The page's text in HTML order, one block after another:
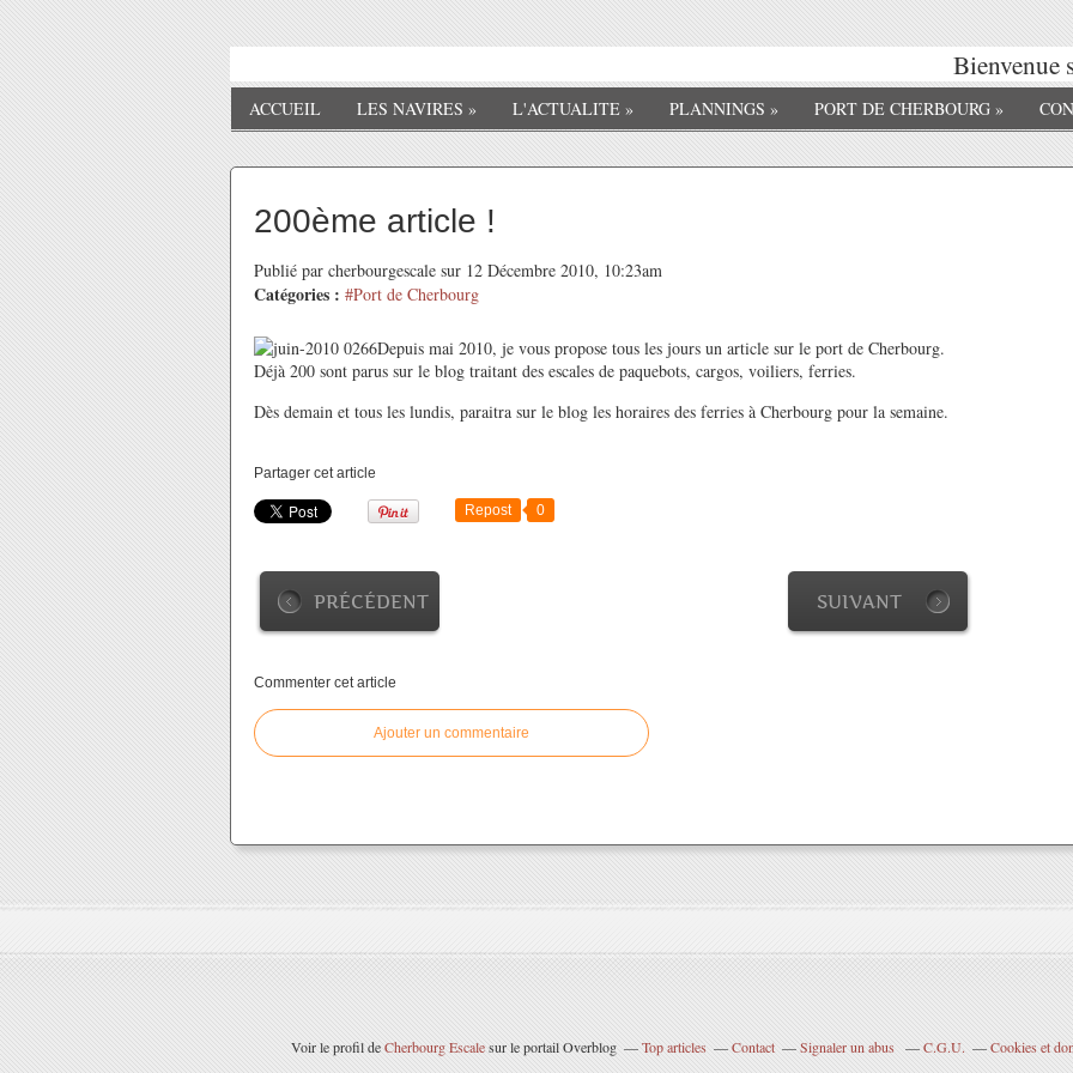
Bienvenue
ACCUEIL LES NAVIRES » L'ACTUALITE » PLANNINGS » PORT DE CHERBOURG »
200ème article !
Publié par cherbourgescale sur 12 Décembre 2010, 10:23am
Catégories : #Port de Cherbourg
Depuis mai 2010, je vous propose tous les jours un article sur le port de Cherbourg.
Déjà 200 sont parus sur le blog traitant des escales de paquebots, cargos, voiliers, ferries.
Dès demain et tous les lundis, paraitra sur le blog les horaires des ferries à Cherbourg pour la semaine.
Partager cet article
Repost 0
PRÉCÉDENT SUIVANT
Commenter cet article
Ajouter un commentaire
Voir le profil deCherbourg Escalesur le portail Overblog Top articles Contact Signaler un abus C.G.U. Cookies et